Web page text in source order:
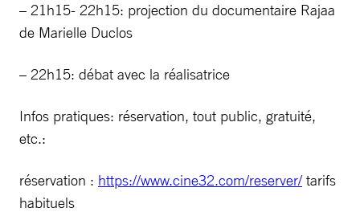
– 21h15- 22h15: projection du documentaire Rajaa
de Marielle Duclos
– 22h15: débat avec la réalisatrice
Infos pratiques: réservation, tout public, gratuité,
etc.:
réservation : https://www.cine32.com/reserver/ tarifs
habituels